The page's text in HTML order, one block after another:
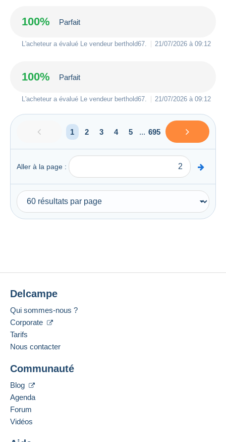
100% Parfait
L'acheteur a évalué Le vendeur berthold67. 21/07/2026 à 09:12
100% Parfait
L'acheteur a évalué Le vendeur berthold67. 21/07/2026 à 09:12
1 2 3 4 5 ... 695
Aller à la page :
Delcampe
Qui sommes-nous ?
Corporate
Tarifs
Nous contacter
Communauté
Blog
Agenda
Forum
Vidéos